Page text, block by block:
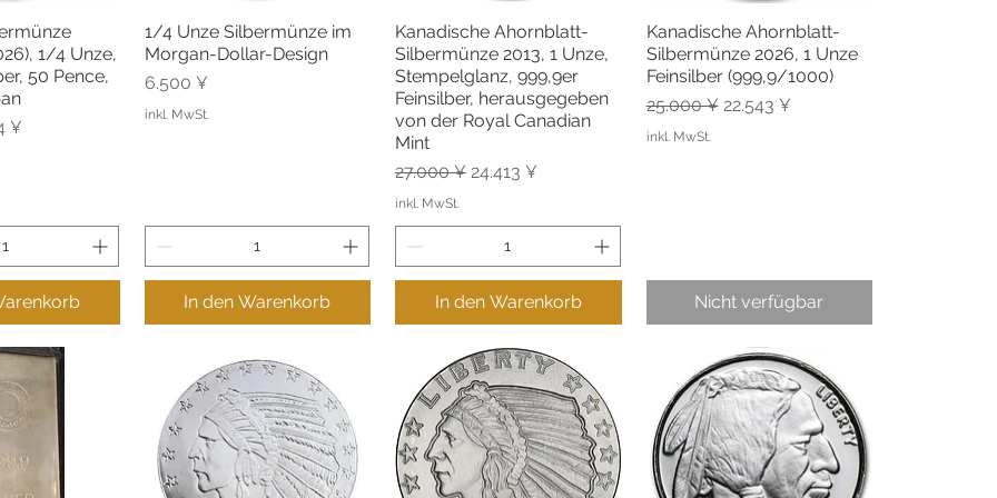
1/4 Unze,
50 Pence,
¥
Schnellansicht
1/4 Unze Silbermünze im
Morgan-Dollar-Design
Preis
6.500 ¥
inkl. MwSt.
In den Warenkorb
Schnellansicht
Kanadische Ahornblatt-
Silbermünze 2013, 1 Unze,
Stempelglanz, 999,9er
Feinsilber, herausgegeben
von der Royal Canadian
Mint
Standardpreis
27.000 ¥ Sale-Preis
24.413 ¥
inkl. MwSt.
In den Warenkorb
Schnellansicht
Kanadische Ahornblatt-
Silbermünze 2026, 1 Unze
Feinsilber (999,9/1000)
Standardpreis
25.000 ¥ Sale-Preis
22.543 ¥
inkl. MwSt.
Nicht verfügbar